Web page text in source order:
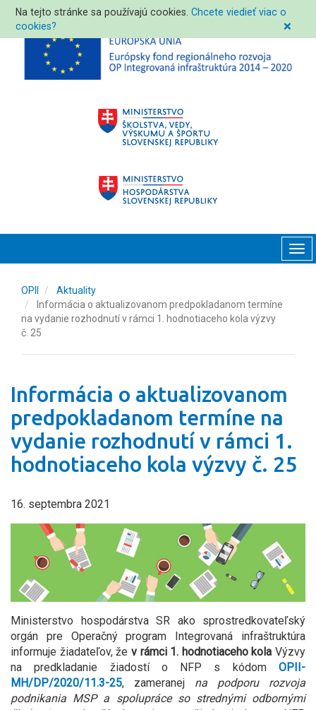
Na tejto stránke sa používajú cookies.Chcete viedieť viac o
cookies?
❌
OPII
Aktuality
Informácia o aktualizovanom predpokladanom termíne
na vydanie rozhodnutí v rámci 1. hodnotiaceho kola výzvy
č. 25
Informácia o aktualizovanom
predpokladanom termíne na
vydanie rozhodnutí v rámci 1.
hodnotiaceho kola výzvy č. 25
16. septembra 2021
Ministerstvo hospodárstva SR ako sprostredkovateľský
orgán pre Operačný program Integrovaná infraštruktúra
informuje žiadateľov, že v rámci 1. hodnotiaceho kola Výzvy
na predkladanie žiadostí o NFP s kódom OPII-
MH/DP/2020/11.3-25, zameranej na podporu rozvoja
podnikania MSP a spolupráce so strednými odbornými